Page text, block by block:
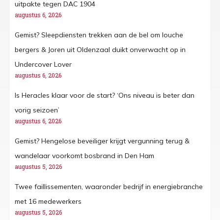
uitpakte tegen DAC 1904
augustus 6, 2026
Gemist? Sleepdiensten trekken aan de bel om louche
bergers & Joren uit Oldenzaal duikt onverwacht op in
Undercover Lover
augustus 6, 2026
Is Heracles klaar voor de start? ‘Ons niveau is beter dan
vorig seizoen’
augustus 6, 2026
Gemist? Hengelose beveiliger krijgt vergunning terug &
wandelaar voorkomt bosbrand in Den Ham
augustus 5, 2026
Twee faillissementen, waaronder bedrijf in energiebranche
met 16 medewerkers
augustus 5, 2026